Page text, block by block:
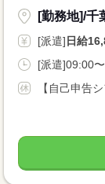
[勤務地]/千
[派遣] 日給
[派遣]09:00